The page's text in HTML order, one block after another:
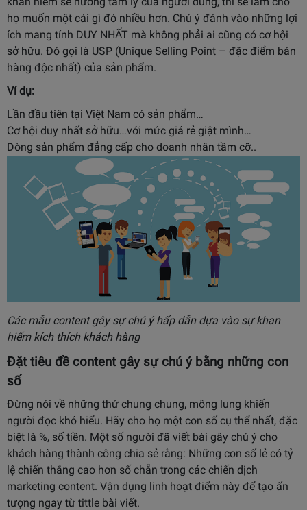
họ muốn một cái gì đó nhiều hơn. Chú ý đánh vào những lợi
ích mang tính DUY NHẤT mà không phải ai cũng có cơ hội
sở hữu. Đó gọi là USP (Unique Selling Point – đặc điểm bán
hàng độc nhất) của sản phẩm.
Ví dụ:
Lần đầu tiên tại Việt Nam có sản phẩm…
Cơ hội duy nhất sở hữu…với mức giá rẻ giật mình…
Dòng sản phẩm đẳng cấp cho doanh nhân tầm cỡ..
Các mẫu content gây sự chú ý hấp dẫn dựa vào sự khan
hiếm kích thích khách hàng
Đặt tiêu đề content gây sự chú ý bằng những con
số
Đừng nói về những thứ chung chung, mông lung khiến
người đọc khó hiểu. Hãy cho họ một con số cụ thể nhất, đặc
biệt là %, số tiền. Một số người đã viết bài gây chú ý cho
khách hàng thành công chia sẻ rằng: Những con số lẻ có tỷ
lệ chiến thắng cao hơn số chẵn trong các chiến dịch
marketing content. Vận dụng linh hoạt điểm này để tạo ấn
tượng ngay từ tittle bài viết.